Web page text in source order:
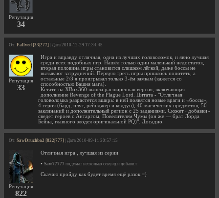
Репутация
34
От: Fallved [33|277] | Дата 2010-12-29 17:34:45
Репутация
33
Игра и вправду отличная, одна из лучших головоломок, и явно лучшая
среди всех подобных игр. Нашёл только один маленький недостаток,
вторая половина игры становится слишком лёгкой, даже боссы не
вызывают затруднений. Первую треть игры пришлось попотеть, а
остальные 2/3 я проигрывал только 3-ём замкам (кажется со
способностью Башня мага).
Кстати на XBox360 вышла расширенная версия, включающая
дополнение Revenge of the Plague Lord. Цитата - "Отличная
головоломка разрастется вширь: в ней появятся новые враги и «боссы»,
4 героя (бард, плут, рейнджер и колдун), 40 магических предметов, 50
заклинаний и дополнительный регион с 25 заданиями. Сюжет «добавки»
сведет героев с Антаргом, Повелителем Чумы (он же — брат Лорда
Бейна, главного злодея оригинальной PQ)". Досадно.
От: SawDruzhba2 [822|777] | Дата 2010-09-11 20:57:15
Репутация
822
Отличная игра , лучшая из серии
• Saw77777 подумал несколько секунд и добавил:
Скачаю пройду как будет время ещё разок =)